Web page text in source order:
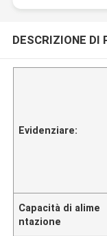
DESCRIZIONE DI
Evidenziare:
Capacità di alime
ntazione